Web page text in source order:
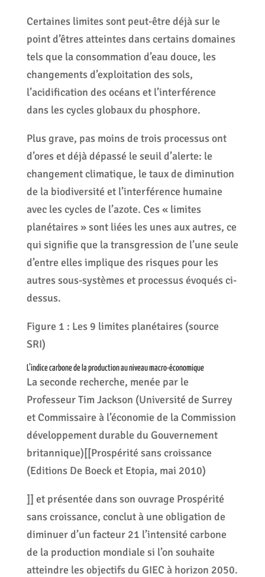
Certaines limites sont peut-être déjà sur le
point d’êtres atteintes dans certains domaines
tels que la consommation d’eau douce, les
changements d’exploitation des sols,
l’acidification des océans et l’interférence
dans les cycles globaux du phosphore.
Plus grave, pas moins de trois processus ont
d’ores et déjà dépassé le seuil d’alerte: le
changement climatique, le taux de diminution
de la biodiversité et l’interférence humaine
avec les cycles de l’azote. Ces « limites
planétaires » sont liées les unes aux autres, ce
qui signifie que la transgression de l’une seule
d’entre elles implique des risques pour les
autres sous-systèmes et processus évoqués ci-
dessus.
Figure 1 : Les 9 limites planétaires (source
SRI)
L’indice carbone de la production au niveau macro-économique
La seconde recherche, menée par le
Professeur Tim Jackson (Université de Surrey
et Commissaire à l’économie de la Commission
développement durable du Gouvernement
britannique)[[Prospérité sans croissance
(Editions De Boeck et Etopia, mai 2010)
]] et présentée dans son ouvrage Prospérité
sans croissance, conclut à une obligation de
diminuer d’un facteur 21 l’intensité carbone
de la production mondiale si l’on souhaite
atteindre les objectifs du GIEC à horizon 2050.